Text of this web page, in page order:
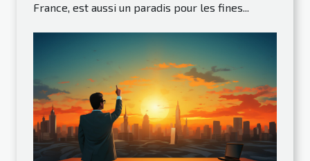
France, est aussi un paradis pour les fines...